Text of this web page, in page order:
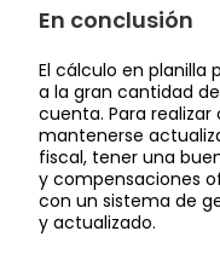
En conclusión
El cálculo en planilla
a la gran cantidad
cuenta. Para
mantenerse
fiscal, tener una
y compensaciones
con un sistema de
y actualizado.